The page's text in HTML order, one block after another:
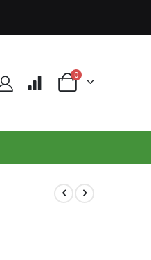
Warenkorb
0Artikel